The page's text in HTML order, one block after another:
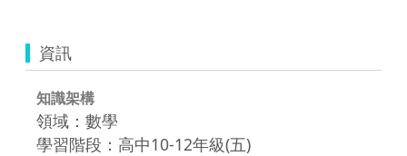
資訊
知識架構
領域：數學
學習階段：高中10-12年級(五)